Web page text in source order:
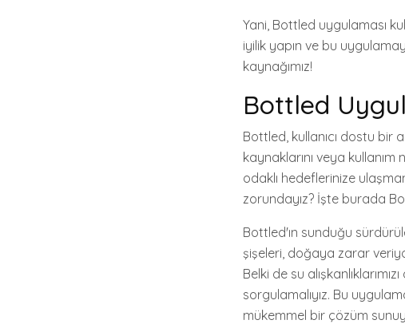
Yani, Bottled uygulaması
iyilik yapın ve bu
kaynağımız!
Bottled
Bottled, kullanıcı dostu bir
kaynaklarını veya kullanım
odaklı hedeflerinize
zorundayız? İşte burada
Bottled'ın sunduğu
şişeleri, doğaya zarar
Belki de su
sorgulamalıyız. Bu
mükemmel bir çözüm